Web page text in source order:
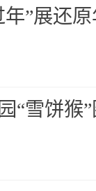
年”展还
“雪饼猴